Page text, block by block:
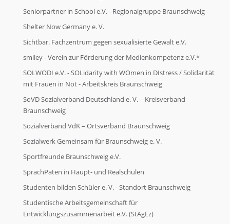
Seniorpartner in School e.V. - Regionalgruppe Braunschweig
Shelter Now Germany e. V.
Sichtbar. Fachzentrum gegen sexualisierte Gewalt e.V.
smiley - Verein zur Förderung der Medienkompetenz e.V.*
SOLWODI e.V. - SOLidarity with WOmen in DIstress / Solidarität
mit Frauen in Not - Arbeitskreis Braunschweig
SoVD Sozialverband Deutschland e. V. – Kreisverband
Braunschweig
Sozialverband VdK – Ortsverband Braunschweig
Sozialwerk Gemeinsam für Braunschweig e. V.
Sportfreunde Braunschweig e.V.
SprachPaten in Haupt- und Realschulen
Studenten bilden Schüler e. V. - Standort Braunschweig
Studentische Arbeitsgemeinschaft für
Entwicklungszusammenarbeit e.V. (StAgEz)